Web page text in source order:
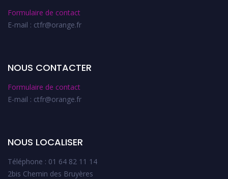
Formulaire de contact
E-mail : ctfr@orange.fr
NOUS CONTACTER
Formulaire de contact
E-mail : ctfr@orange.fr
NOUS LOCALISER
Téléphone : 01 64 82 11 14
2bis Chemin des Bruyères